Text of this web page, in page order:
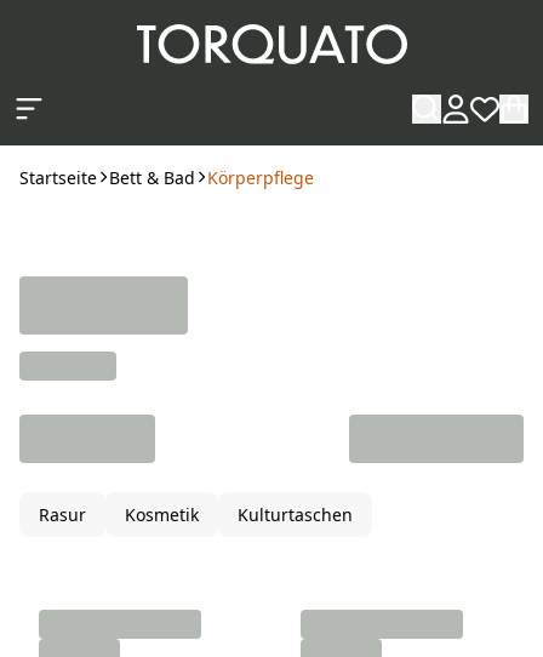
Startseite Bett & Bad Körperpflege
Rasur Kosmetik Kulturtaschen